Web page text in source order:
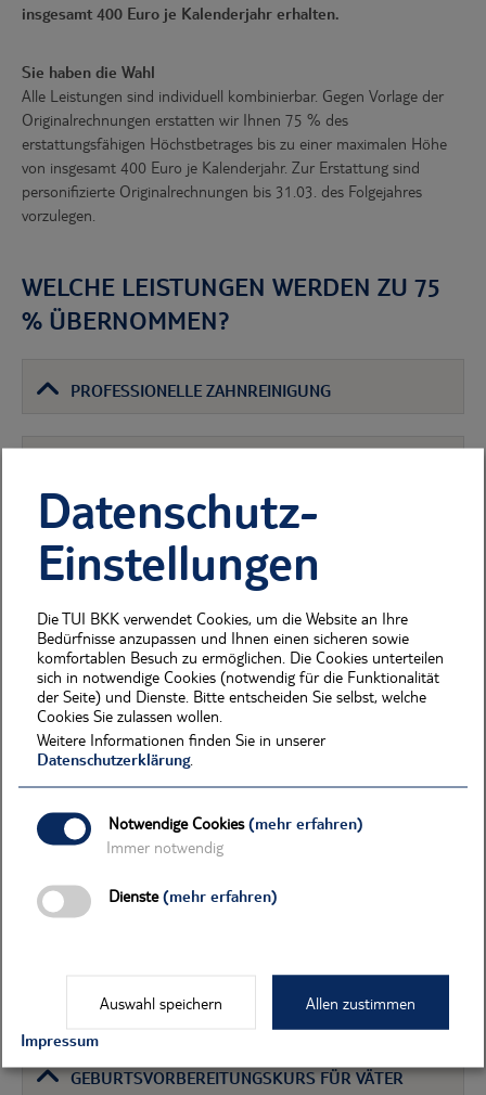
insgesamt 400 Euro je Kalenderjahr erhalten.
Sie haben die Wahl
Alle Leistungen sind individuell kombinierbar. Gegen Vorlage der
Originalrechnungen erstatten wir Ihnen 75 % des
erstattungsfähigen Höchstbetrages bis zu einer maximalen Höhe
von insgesamt 400 Euro je Kalenderjahr. Zur Erstattung sind
personifizierte Originalrechnungen bis 31.03. des Folgejahres
vorzulegen.
WELCHE LEISTUNGEN WERDEN ZU 75
% ÜBERNOMMEN?
PROFESSIONELLE ZAHNREINIGUNG
OSTEOPATHIE
HAUTKREBSVORSORGE
GESUNDHEITSUNTERSUCHUNG
NICHT VERSCHREIBUNGSPFLICHTIGE,
BERATUNG
ZUSÄTZLICHE LEISTUNGEN VON HEBAMMEN –
HEBAMMENRUFPAUSCHALE
GEBURTSVORBEREITUNGSKURS FÜR VÄTER
Datenschutz-
Einstellungen
Die TUI BKK verwendet Cookies, um die Website an Ihre
Bedürfnisse anzupassen und Ihnen einen sicheren sowie
komfortablen Besuch zu ermöglichen. Die Cookies unterteilen
sich in notwendige Cookies (notwendig für die Funktionalität
der Seite) und Dienste. Bitte entscheiden Sie selbst, welche
Cookies Sie zulassen wollen.
Weitere Informationen finden Sie in unserer
Datenschutzerklärung.
Notwendige Cookies (mehr erfahren)
Immer notwendig
Dienste (mehr erfahren)
Allen zustimmen
Auswahl speichern
Impressum